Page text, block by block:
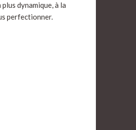
dynamique, à la
perfectionner.